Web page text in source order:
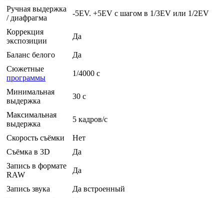
Ручная выдержка
/ диафрагма
-5EV. +5EV с шагом в 1/3EV или 1/2EV
Коррекция
экспозиции
Да
Баланс белого
Да
Сюжетные
программы
1/4000 c
Минимальная
выдержка
30 c
Максимальная
выдержка
5 кадров/с
Скорость съёмки
Нет
Съёмка в 3D
Да
Запись в формате
RAW
Да
Запись звука
Да встроенный